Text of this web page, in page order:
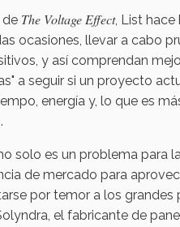
de The Voltage Effect, List hace
ocasiones, llevar a cabo
y así comprendan
a seguir si un proyecto
energía y, lo que es
solo es un problema para
de mercado para
por temor a los
el fabricante de